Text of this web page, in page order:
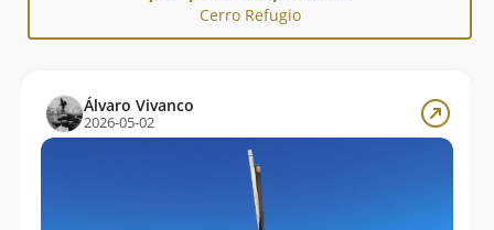
Cerro Refugio
Álvaro Vivanco
2026-05-02